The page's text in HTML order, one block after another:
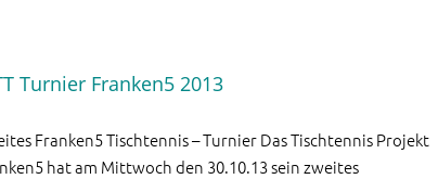
Turnier Franken5 2013
Franken5 Tischtennis – Turnier Das Tischtennis Projekt
hat am Mittwoch den 30.10.13 sein zweites